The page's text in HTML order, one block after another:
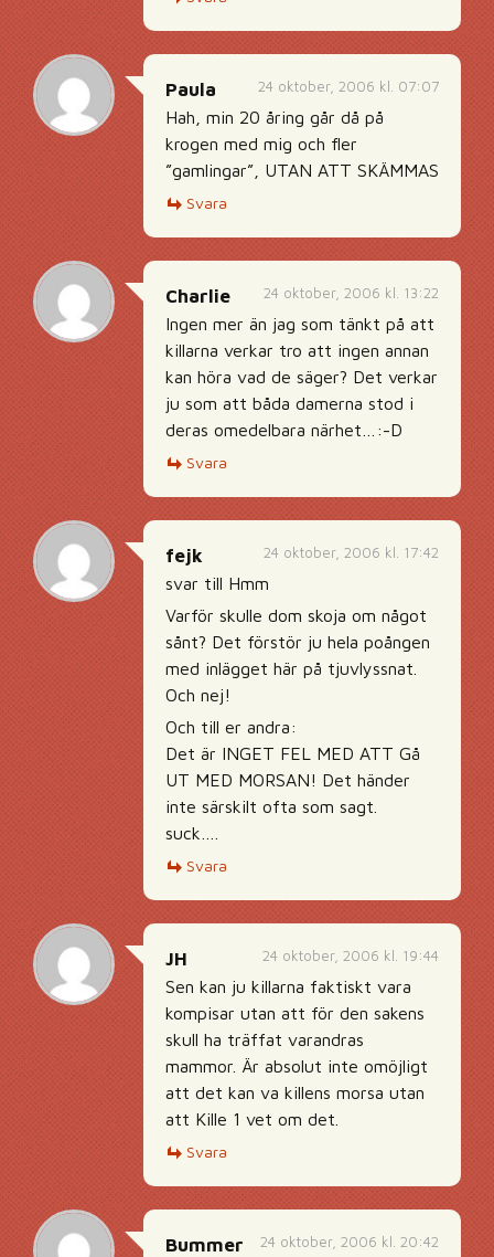
24 oktober, 2006 kl. 07:07
Paula
Hah, min 20 åring går då på
krogen med mig och fler
”gamlingar”, UTAN ATT SKÄMMAS
Svara
24 oktober, 2006 kl. 13:22
Charlie
Ingen mer än jag som tänkt på att
killarna verkar tro att ingen annan
kan höra vad de säger? Det verkar
ju som att båda damerna stod i
deras omedelbara närhet…:-D
Svara
24 oktober, 2006 kl. 17:42
fejk
svar till Hmm
Varför skulle dom skoja om något
sånt? Det förstör ju hela poången
med inlägget här på tjuvlyssnat.
Och nej!
Och till er andra:
Det är INGET FEL MED ATT Gå
UT MED MORSAN! Det händer
inte särskilt ofta som sagt.
suck….
Svara
24 oktober, 2006 kl. 19:44
JH
Sen kan ju killarna faktiskt vara
kompisar utan att för den sakens
skull ha träffat varandras
mammor. Är absolut inte omöjligt
att det kan va killens morsa utan
att Kille 1 vet om det.
Svara
24 oktober, 2006 kl. 20:42
Bummer